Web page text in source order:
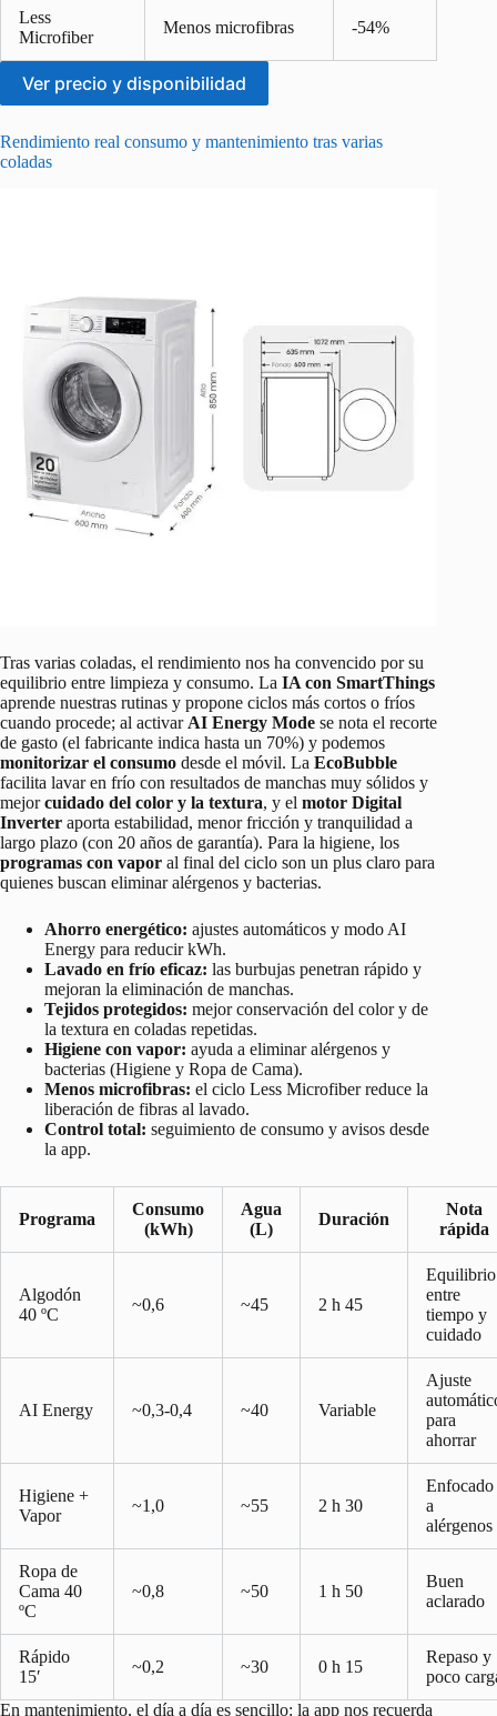
Less
Microfiber
Menos microfibras -54%
Ver precio y disponibilidad
Rendimiento real consumo y mantenimiento tras varias
coladas
Tras varias coladas, el rendimiento nos ha convencido por su
equilibrio entre limpieza y consumo. La IA con SmartThings
aprende nuestras rutinas y propone ciclos más cortos o fríos
cuando procede; al activarAI Energy Mode se nota el recorte
de gasto (el fabricante indica hasta un 70%) y podemos
monitorizar el consumo desde el móvil. La EcoBubble
facilita lavar en frío con resultados de manchas muy sólidos y
mejorcuidado del color y la textura, y el motor Digital
Inverter aporta estabilidad, menor fricción y tranquilidad a
largo plazo (con 20 años de garantía). Para la higiene, los
programas con vapor al final del ciclo son un plus claro para
quienes buscan eliminar alérgenos y bacterias.
Ahorro energético: ajustes automáticos y modo AI
Energy para reducir kWh.
Lavado en frío eficaz: las burbujas penetran rápido y
mejoran la eliminación de manchas.
Tejidos protegidos: mejor conservación del color y de
la textura en coladas repetidas.
Higiene con vapor: ayuda a eliminar alérgenos y
bacterias (Higiene y Ropa de Cama).
Menos microfibras: el ciclo Less Microfiber reduce la
liberación de fibras al lavado.
Control total: seguimiento de consumo y avisos desde
la app.
Programa
Consumo
(kWh)
Agua
(L)
Duración
Nota
rápida
Algodón
40 ºC
~0,6 ~45 2 h 45
Equilibrio
entre
tiempo y
cuidado
AI Energy ~0,3-0,4 ~40 Variable
Ajuste
para
ahorrar
Higiene +
Vapor
~1,0 ~55 2 h 30
Enfocado
a
alérgenos
Ropa de
Cama 40
ºC
~0,8 ~50 1 h 50
Buen
aclarado
Rápido
15′
~0,2 ~30 0 h 15
Repaso y
poco
En mantenimiento, el día a día es sencillo: la app nos recuerda